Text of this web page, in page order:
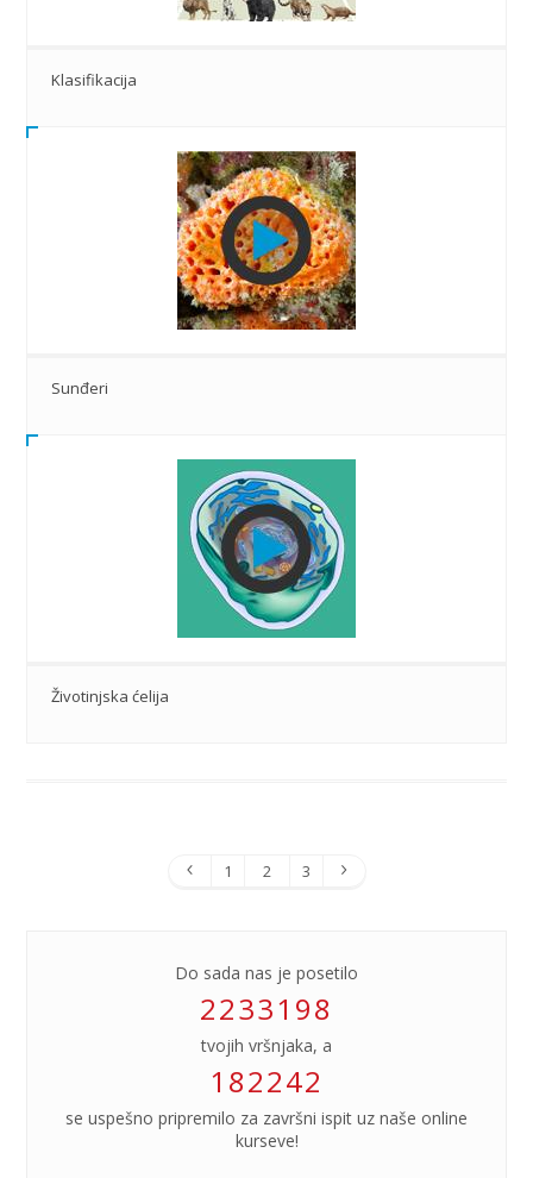
Klasifikacija
Sunđeri
Životinjska ćelija
1 2 3
Do sada nas je posetilo
2233198
tvojih vršnjaka, a
182242
se uspešno pripremilo za završni ispit uz naše online
kurseve!